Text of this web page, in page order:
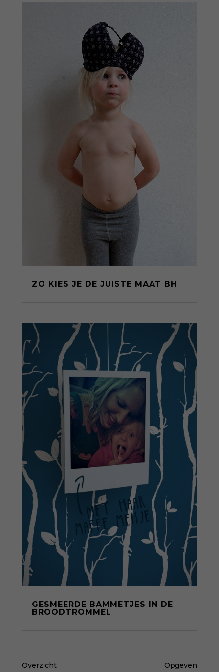
ZO KIES JE DE JUISTE MAAT BH
GESMEERDE BAMMETJES IN DE
BROODTROMMEL
Overzicht Opgeven